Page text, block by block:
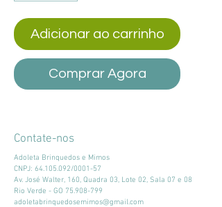
Adicionar ao carrinho
Comprar Agora
Contate-nos
Adoleta Brinquedos e Mimos
CNPJ: 64.105.092/0001-57
Av. José Walter, 160, Quadra 03, Lote 02, Sala 07 e 08
Rio Verde - GO 75.908-799
adoletabrinquedosemimos@gmail.com